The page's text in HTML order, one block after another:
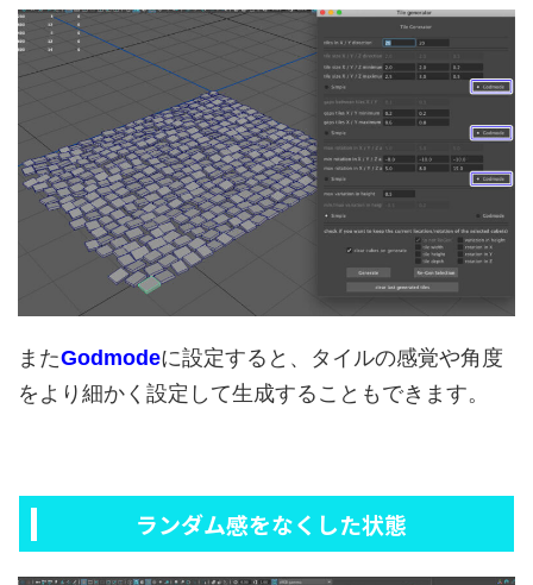
またGodmodeに設定すると、タイルの感覚や角度
をより細かく設定して生成することもできます。
ランダム感をなくした状態